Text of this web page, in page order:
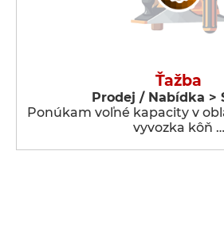
Ťažba
Prodej / Nabídka >
Ponúkam voľné kapacity v
vyvozka kôň …